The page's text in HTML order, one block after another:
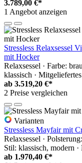
3.789,00 €*
1 Angebot anzeigen
Stressless Relaxsessel
mit Hocker
Relaxsessel · Farbe:
klassisch ·
ab 3.519,20 €*
2 Preise vergleichen
Varianten
Stressless Mayfair mit
Relaxsessel ·
Stil: klassisch, modern
ab 1.970,40 €*